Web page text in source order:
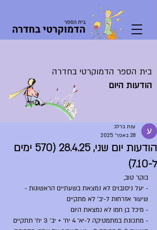
בית הספר הדמוקרטי בחדרה
הודעות היום
הודעות יום שני, 28.4.25 (570 ימים
ל-7.10)
ענת ברלב
28 באפר׳ 2025
בוקר טוב,
- יעל ניסנבוים לא נמצאת בשעתיים הראשונות -
שיעור אזרחות ל-יב' לא מתקיים
- מיכל בן חמו לא נמצאת היום
- מתכונת במתמטיקה ל-יא' 4 יח' + יב' 3 יח' תתקיים